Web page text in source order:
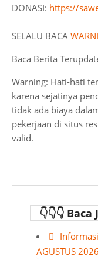
DONASI: https://
SELALU BACA
Baca Berita
Warning: Hati-hati
karena sejatinya
tidak ada biaya
pekerjaan di situs
valid.
👇👇👇 Baca
AGUSTUS